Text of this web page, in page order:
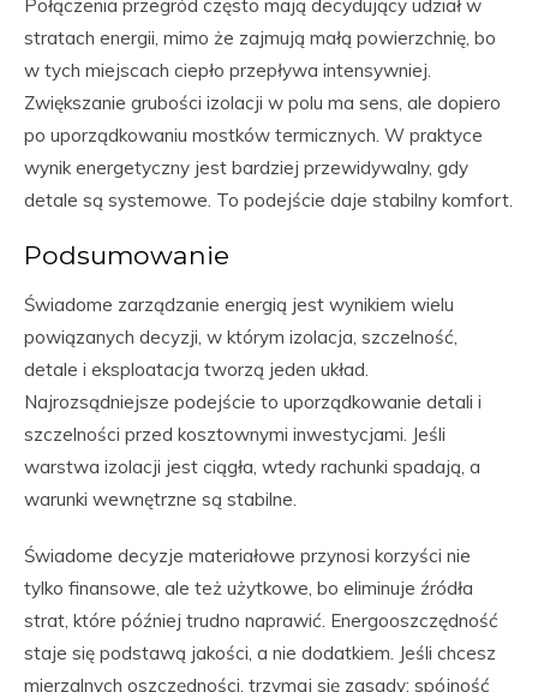
Połączenia przegród często mają decydujący udział w
stratach energii, mimo że zajmują małą powierzchnię, bo
w tych miejscach ciepło przepływa intensywniej.
Zwiększanie grubości izolacji w polu ma sens, ale dopiero
po uporządkowaniu mostków termicznych. W praktyce
wynik energetyczny jest bardziej przewidywalny, gdy
detale są systemowe. To podejście daje stabilny komfort.
Podsumowanie
Świadome zarządzanie energią jest wynikiem wielu
powiązanych decyzji, w którym izolacja, szczelność,
detale i eksploatacja tworzą jeden układ.
Najrozsądniejsze podejście to uporządkowanie detali i
szczelności przed kosztownymi inwestycjami. Jeśli
warstwa izolacji jest ciągła, wtedy rachunki spadają, a
warunki wewnętrzne są stabilne.
Świadome decyzje materiałowe przynosi korzyści nie
tylko finansowe, ale też użytkowe, bo eliminuje źródła
strat, które później trudno naprawić. Energooszczędność
staje się podstawą jakości, a nie dodatkiem. Jeśli chcesz
mierzalnych oszczędności, trzymaj się zasady: spójność